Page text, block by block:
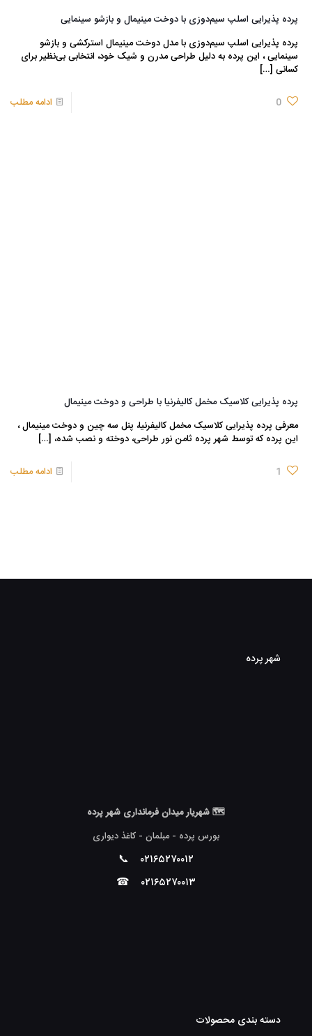
پرده پذیرایی اسلپ سیم‌دوزی با دوخت مینیمال و بازشو سینمایی
پرده پذیرایی اسلپ سیم‌دوزی با مدل دوخت مینیمال استرکشی و بازشو
سینمایی ، این پرده به‌ دلیل طراحی مدرن و شیک خود، انتخابی بی‌نظیر برای
کسانی […]
0 ادامه مطلب
پرده پذیرایی کلاسیک مخمل کالیفرنیا با طراحی و دوخت مینیمال
معرفی پرده پذیرایی کلاسیک مخمل کالیفرنیا، پنل سه چین و دوخت مینیمال ،
این پرده که توسط شهر پرده ثامن نور طراحی، دوخته و نصب شده، […]
1 ادامه مطلب
شهر پرده
🗺 شهریار میدان فرمانداری شهر پرده
بورس پرده - مبلمان - کاغذ دیواری
۰۲۱۶۵۲۷۰۰۱۲ 📞
۰۲۱۶۵۲۷۰۰۱۳ ☎
دسته بندی محصولات